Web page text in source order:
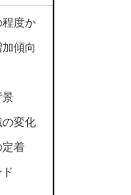
度か
傾向
景
変化
定着